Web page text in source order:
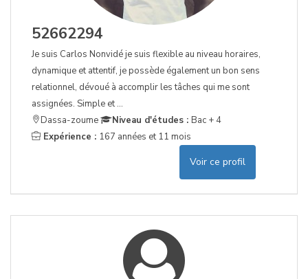
52662294
Je suis Carlos Nonvidé je suis flexible au niveau horaires,
dynamique et attentif, je possède également un bon sens
relationnel, dévoué à accomplir les tâches qui me sont
assignées. Simple et ...
Dassa-zoume
Niveau d'études : Bac + 4
Expérience : 167 années et 11 mois
Voir ce profil